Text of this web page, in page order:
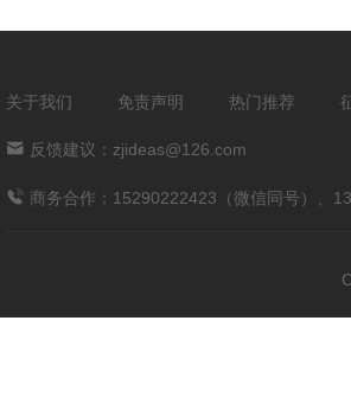
关于我们 免责声明 热门推荐
反馈建议：zjideas@126.com
商务合作：15290222423（微信同号）、